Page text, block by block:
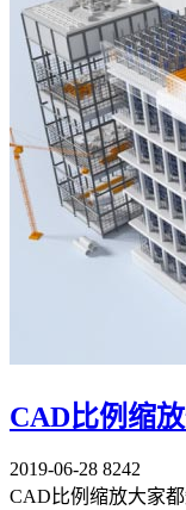
CAD比例缩
2019-06-28 8242
CAD比例缩放大家